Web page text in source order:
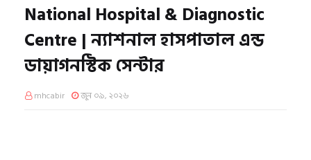
National Hospital & Diagnostic
Centre | ন্যাশনাল হাসপাতাল এন্ড
ডায়াগনস্টিক সেন্টার
mhcabir জুন ০৯, ২০২৬